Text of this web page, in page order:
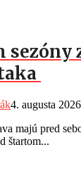
sezóny
4. augusta 2026
majú pred
štartom...